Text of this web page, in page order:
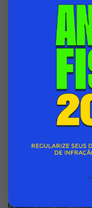
PREFEITURA DE
AÇÕES DE
MATERNO NO
06/08/2026 00:00
SECRETARIA
Acessar Notícia